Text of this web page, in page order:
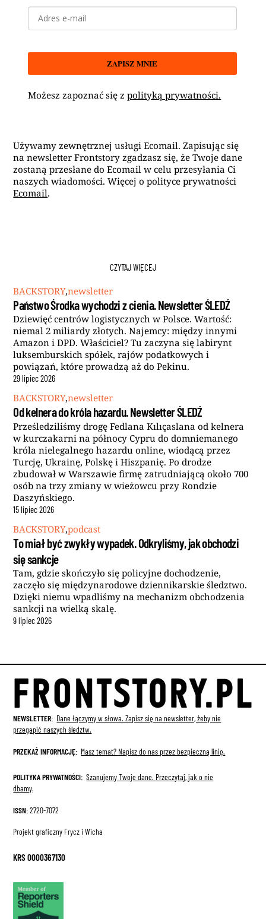
ZAPISZ MNIE
Możesz zapoznać się zpolityką prywatności.
Używamy zewnętrznej usługi Ecomail. Zapisując się
na newsletter Frontstory zgadzasz się, że Twoje dane
zostaną przesłane do Ecomail w celu przesyłania Ci
naszych wiadomości. Więcej o polityce prywatności
Ecomail.
CZYTAJ WIĘCEJ
BACKSTORY,newsletter
Państwo Środka wychodzi z cienia. Newsletter ŚLEDŹ
Dziewięć centrów logistycznych w Polsce. Wartość:
niemal 2 miliardy złotych. Najemcy: między innymi
Amazon i DPD. Właściciel? Tu zaczyna się labirynt
luksemburskich spółek, rajów podatkowych i
powiązań, które prowadzą aż do Pekinu.
29lipiec2026
BACKSTORY,newsletter
Od kelnera do króla hazardu. Newsletter ŚLEDŹ
Prześledziliśmy drogę Fedlana Kılıçaslana od kelnera
w kurczakarni na północy Cypru do domniemanego
króla nielegalnego hazardu online, wiodącą przez
Turcję, Ukrainę, Polskę i Hiszpanię. Po drodze
zbudował w Warszawie firmę zatrudniającą około 700
osób na trzy zmiany w wieżowcu przy Rondzie
Daszyńskiego.
15lipiec2026
BACKSTORY,podcast
To miał być zwykły wypadek. Odkryliśmy, jak obchodzi
się sankcje
Tam, gdzie skończyło się policyjne dochodzenie,
zaczęło się międzynarodowe dziennikarskie śledztwo.
Dzięki niemu wpadliśmy na mechanizm obchodzenia
sankcji na wielką skalę.
9lipiec2026
NEWSLETTER: Dane łączymy w słowa. Zapisz się na newsletter, żeby nie
przegapić naszych śledztw.
PRZEKAŻ INFORMACJĘ: Masz temat? Napisz do nas przez bezpieczną linię.
POLITYKA PRYWATNOŚCI: Szanujemy Twoje dane. Przeczytaj, jak o nie
dbamy.
ISSN:2720-7072
Projekt graficzny Frycz i Wicha
KRS 0000367130